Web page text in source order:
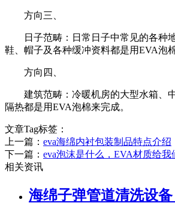
方向三、
日子范畴：日常日子中常见的各种地垫
鞋、帽子及各种缓冲资料都是用EVA泡棉制
方向四、
建筑范畴：冷暖机房的大型水箱、
隔热都是用EVA泡棉来完成。
文章Tag标签：
上一篇： eva海绵内衬包装制品特点介绍
下一篇： eva泡沫是什么，EVA材质给我
相关资讯
海绵子弹管道清洗设